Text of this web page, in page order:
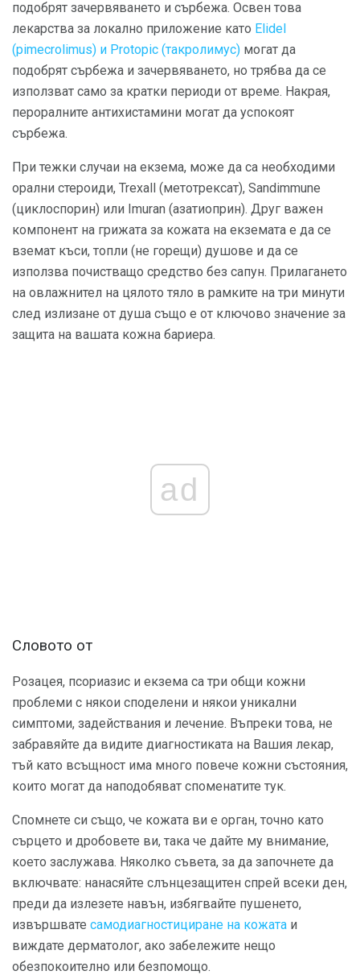
подобрят зачервяването и сърбежа. Освен това
лекарства за локално приложение като Elidel
(pimecrolimus) и Protopic (такролимус) могат да
подобрят сърбежа и зачервяването, но трябва да се
използват само за кратки периоди от време. Накрая,
пероралните антихистамини могат да успокоят
сърбежа.
При тежки случаи на екзема, може да са необходими
орални стероиди, Trexall (метотрексат), Sandimmune
(циклоспорин) или Imuran (азатиоприн). Друг важен
компонент на грижата за кожата на екземата е да се
вземат къси, топли (не горещи) душове и да се
използва почистващо средство без сапун. Прилагането
на овлажнител на цялото тяло в рамките на три минути
след излизане от душа също е от ключово значение за
защита на вашата кожна бариера.
ad
Словото от
Розацея, псориазис и екзема са три общи кожни
проблеми с някои споделени и някои уникални
симптоми, задействания и лечение. Въпреки това, не
забравяйте да видите диагностиката на Вашия лекар,
тъй като всъщност има много повече кожни състояния,
които могат да наподобяват споменатите тук.
Спомнете си също, че кожата ви е орган, точно като
сърцето и дробовете ви, така че дайте му внимание,
което заслужава. Няколко съвета, за да започнете да
включвате: нанасяйте слънцезащитен спрей всеки ден,
преди да излезете навън, избягвайте пушенето,
извършвате самодиагностициране на кожата и
виждате дерматолог, ако забележите нещо
обезпокоително или безпомощо.